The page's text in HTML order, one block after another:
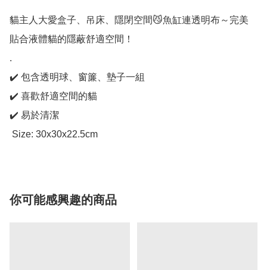
貓主人大愛盒子、吊床、隱閉空間😼魚缸連透明布～完美
貼合液體貓的隱蔽舒適空間！
.
✔️ 包含透明球、窗簾、墊子一組
✔️ 喜歡舒適空間的貓
✔️ 易於清潔
Size: 30x30x22.5cm
你可能感興趣的商品